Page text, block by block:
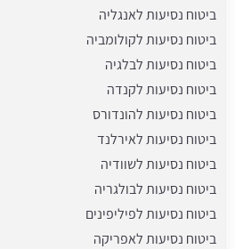
ביטוח נסיעות לאנגליה
ביטוח נסיעות לקולומביה
ביטוח נסיעות לבלגיה
ביטוח נסיעות לקנדה
ביטוח נסיעות להונדורס
ביטוח נסיעות לאירלנד
ביטוח נסיעות לשוודיה
ביטוח נסיעות לבולגריה
ביטוח נסיעות לפיליפינים
ביטוח נסיעות לאפריקה